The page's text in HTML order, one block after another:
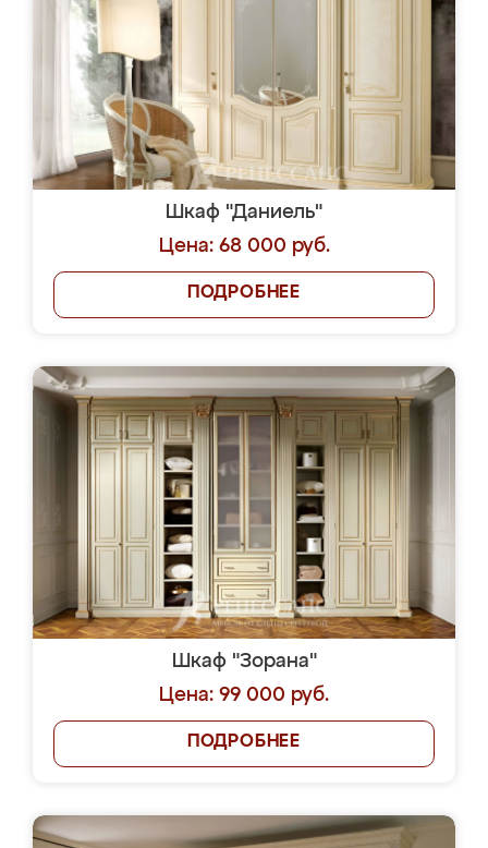
Шкаф "Даниель"
Цена: 68 000 руб.
ПОДРОБНЕЕ
Шкаф "Зорана"
Цена: 99 000 руб.
ПОДРОБНЕЕ